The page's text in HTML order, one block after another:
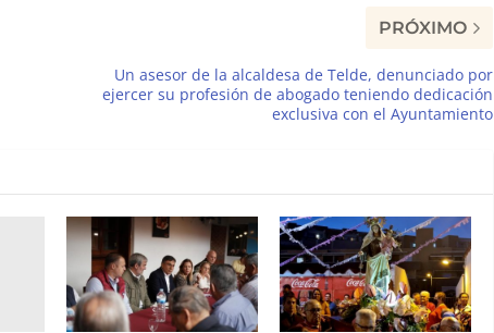
PRÓXIMO
Un asesor de la alcaldesa de Telde, denunciado por
ejercer su profesión de abogado teniendo dedicación
exclusiva con el Ayuntamiento